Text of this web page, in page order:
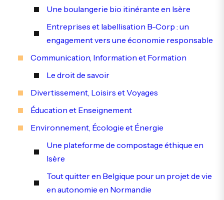
Une boulangerie bio itinérante en Isère
Entreprises et labellisation B-Corp : un
engagement vers une économie responsable
Communication, Information et Formation
Le droit de savoir
Divertissement, Loisirs et Voyages
Éducation et Enseignement
Environnement, Écologie et Énergie
Une plateforme de compostage éthique en
Isère
Tout quitter en Belgique pour un projet de vie
en autonomie en Normandie